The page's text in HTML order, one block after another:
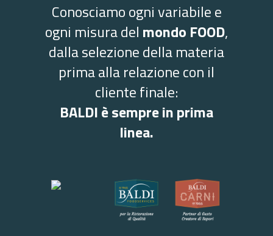
Conosciamo ogni variabile e
ogni misura del mondo FOOD,
dalla selezione della materia
prima alla relazione con il
cliente finale:
BALDI è sempre in prima
linea.